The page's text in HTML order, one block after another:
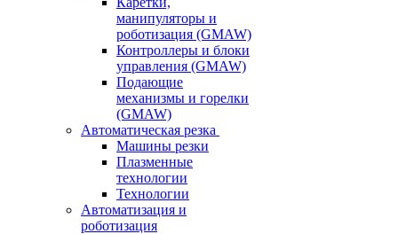
манипуляторы и
роботизация (GMAW)
Контроллеры и блоки
управления (GMAW)
Подающие
механизмы и горелки
(GMAW)
Автоматическая резка
Машины резки
Плазменные
технологии
Технологии
Автоматизация и
роботизация